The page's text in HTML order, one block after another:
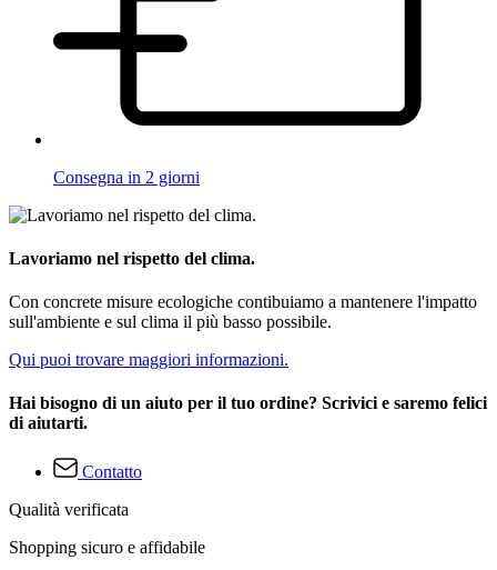
Consegna in 2 giorni
Lavoriamo nel rispetto del clima.
Con concrete misure ecologiche contibuiamo a mantenere l'impatto
sull'ambiente e sul clima il più basso possibile.
Qui puoi trovare maggiori informazioni.
Hai bisogno di un aiuto per il tuo ordine? Scrivici e saremo felici
di aiutarti.
Contatto
Qualità verificata
Shopping sicuro e affidabile